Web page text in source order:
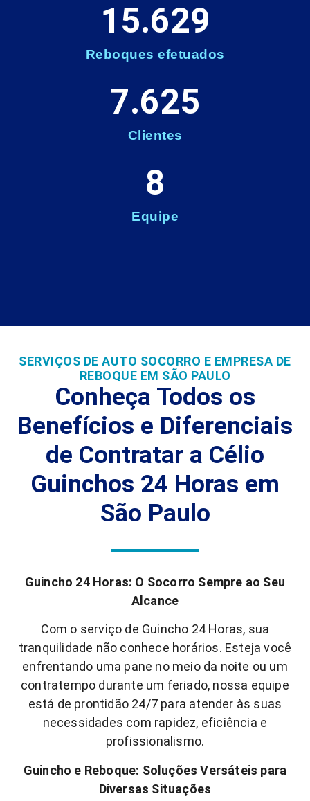
Reboques efetuados
15.629
Clientes
7.625
Equipe
8
SERVIÇOS DE AUTO SOCORRO E EMPRESA DE
REBOQUE EM SÃO PAULO
Conheça Todos os
Benefícios e Diferenciais
de Contratar a Célio
Guinchos 24 Horas em
São Paulo
Guincho 24 Horas: O Socorro Sempre ao Seu
Alcance
Com o serviço de Guincho 24 Horas, sua
tranquilidade não conhece horários. Esteja você
enfrentando uma pane no meio da noite ou um
contratempo durante um feriado, nossa equipe
está de prontidão 24/7 para atender às suas
necessidades com rapidez, eficiência e
profissionalismo.
Guincho e Reboque: Soluções Versáteis para
Diversas Situações